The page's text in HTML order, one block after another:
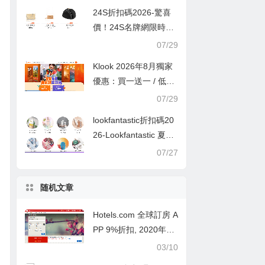
24S折扣碼2026-驚喜
價！24S名牌網限時9
折！Louis Vuitton 精選
72折！
07/29
Klook 2026年8月獨家
優惠：買一送一 / 低至
07/29
lookfantastic折扣碼20
26-Lookfantastic 夏日
優惠低至65折優惠碼
07/27
随机文章
Hotels.com 全球訂房 A
PP 9%折扣, 2020年台
灣/香港 Hotels.com最
03/10